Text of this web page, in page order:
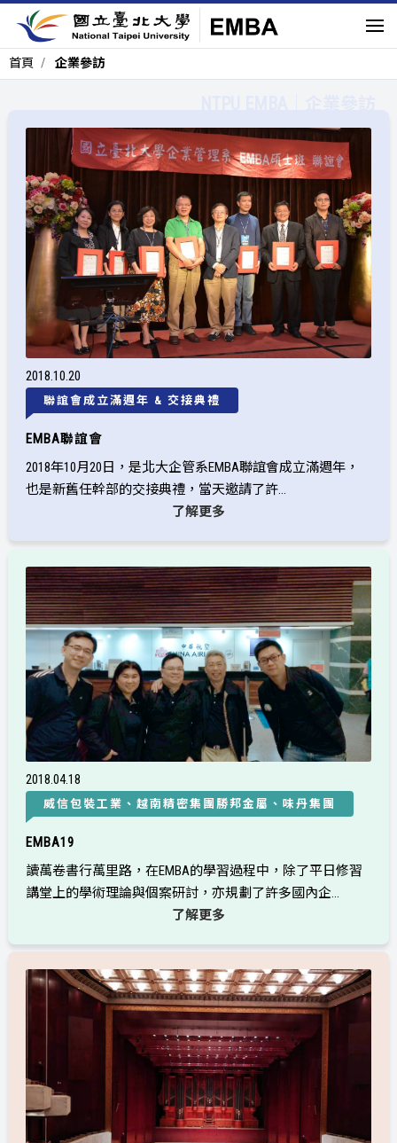
首頁 企業參訪
2018 10 20
聯誼會成立滿週年 & 交接典禮
EMBA聯誼會
2018年10月20日，是北大企管系EMBA聯誼會成立滿週年，
也是新舊任幹部的交接典禮，當天邀請了許...
了解更多
2018 0418
威信包裝工業、越南精密集團勝邦金屬、味丹集團
EMBA19
讀萬卷書行萬里路，在EMBA的學習過程中，除了平日修習
講堂上的學術理論與個案研討，亦規劃了許多國內企...
了解更多